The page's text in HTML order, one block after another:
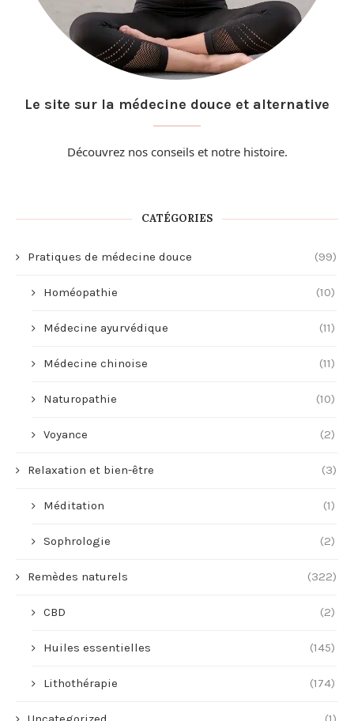
Le site sur la médecine douce et alternative
Découvrez nos conseils et notre histoire.
CATÉGORIES
Pratiques de médecine douce (99)
Homéopathie (10)
Médecine ayurvédique (11)
Médecine chinoise (11)
Naturopathie (10)
Voyance (2)
Relaxation et bien-être (3)
Méditation (1)
Sophrologie (2)
Remèdes naturels (322)
CBD (2)
Huiles essentielles (145)
Lithothérapie (174)